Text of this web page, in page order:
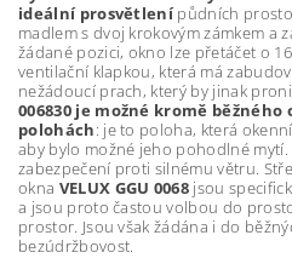
ideální prosvětlenípůdních
madlem s dvoj krokovým zámkem a
žádané pozici, okno lze přetáčet o
ventilační klapkou, která má
nežádoucí prach, který by jinak
006830 je možné kromě
polohách: je to poloha, která
aby bylo možné jeho pohodlné
zabezpečení proti silnému větru.
okna VELUX GGU 0068 jsou
a jsou proto častou volbou do
prostor. Jsou však žádána i do
bezúdržbovost.